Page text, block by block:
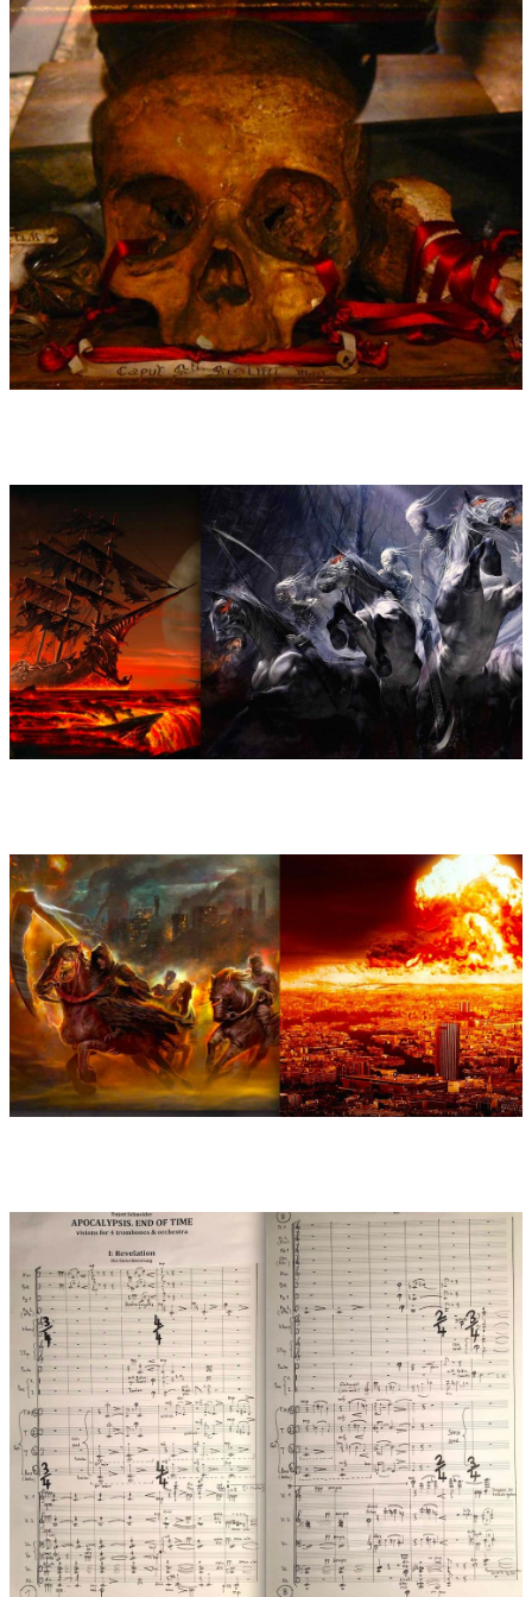
Welt, dann folgen kosmische Katastrophen mit Hagel, Feuer mit
Blut vermischt, brennenden Bergen, der Abgrund öffnet sich
und spuckt Heuschrecken und anderes Fabelgetier aus, um mit
Abaddon – dem Engel des Abgrunds – die Menschen zu quälen.
Mit dem Drachen kommt der Satan selbst, konfrontiert von 7
Engeln mit 7 Schalen der 7 Plagen.... Alles mündet schließlich
in die große letzten Schlacht von Gut und Böse. In diesem
Endkampf, „Armageddon“ genannt, wird sich – so die Vision des
Johannes – alles auflösen: Himmel und Erde verschwinden und
gehen nach dem Ende aller Zeit in einen friedlichen Zustand
über, in dem das „Wasser des Lebens“ allen Menschen einer
neuen Welt dann frei gegeben werden wird.
Die „Apokalypse“ ist eine phantasmen- und symbolvolle
Synthese von grellsten Visionen, in der Überlagerung von
Bedeutungsschichten spannend zu lesen und auf jeden Fall
extrem anregend. Da das musikalische Instrument der
„Posaune“ sich wie ein roter Faden durch diese visionäre
Mythensammlung zieht lag es nahe, sich kompositorisch
diesem Stoff über den solistischen Klang von vier Posaunen zu
nähern.
Beklemmung, irrationale Klangfortschreitungen und gipfelt in
der C-Dur-Klimax aus Mahlers Sinfonie Nr. 2 „Auferstehung“,
die zur musikalischen Chiffre einer positiven Weltvision
geworden ist.
2: The four horsemen, die vier apokalyptische Reiter, können als
ein von hektischer Bewegung und Unrast getriebenes Scherzo
bezeichnet werden: die weißen, feuerroten, schwarzen und
chlorbleichen Pferde sind nicht aufzuhalten und walzen in
einem Horrorszenario alles nieder. Die vier Reiter verkünden
drastisch den Schrecken der Endzeit und rufen zum Sieg des
Guten über das Böse auf. Diese so archetypische wie plakative
Dramaturgie hat über Jahrhunderte vom Mittelalter bis zu
Albrecht Dürers bekanntem Holzschnitt (1497) und modernen
Fantasy-Filmen und Computerspielen die Menschen beschäftigt
und vor allem Bildende Künstler zu expressiven Werken
Werkzyklus den langsamen Satz dar. Das Wort ist eine
Zusammensetzung des griechischen „abaton“ (Grube) und des
hebräischen „abad“ (Vertilgung, Untergang, Abgrund). Man
findet es im Alten Testament (Buch Hiob und in den Psalmen
28,22 sowie 88,11) im Zusammenhang mit dem Totenreich
„Scheol“. In der Spokalypse ist mit „Abaddon“ vor allem im 9.
Kapitel „Engel des Abgrund“ bezeichnet: ...er tat den Brunnen
des Abgrunds auf, und es ging auf ein Rauch aus dem
Brunnen....und aus dem Rauch kamen Heuschrecken auf die
Erde; und ihnen ward Macht gegeben, wie die Skorpione auf
Erden Macht haben.... Und es ward ihnen gegeben, daß sie
nicht töteten, sondern sie quälten fünf Monate lang.... und in
den tagen werden die Menschen den Tod suchen, und nicht
finden; werden begehren zu sterben, und der Tod wird vor
Name heißt auf hebräisch Abaddon.
4: Armageddon – Final Battle (Kampf zwischen Dunkel und
Licht) ist der Finalsatz, als Rondo gebaut, voller
Bewegungsmuster und dynamischer Kontrasten, in denen alle
Motive der vorangegangenen Sätze nochmals wütend
aufblitzen.
5: Water of Life (Wasser des Lebens) ist ein kurzer Epilog, in
dessen Friede alle Kontraste, Schmerzen und Konflikte
aufgehoben sind. Der Versuch einer hellen Vision der Zeit nach
der Zeit. Stillstand der Zeit. Skizzierung einer Welt ohne den
unheilbringenden Menschen.
Widmung:
...dem QUADRIGA Posaunenquartett in Freundschaft
gewidmet